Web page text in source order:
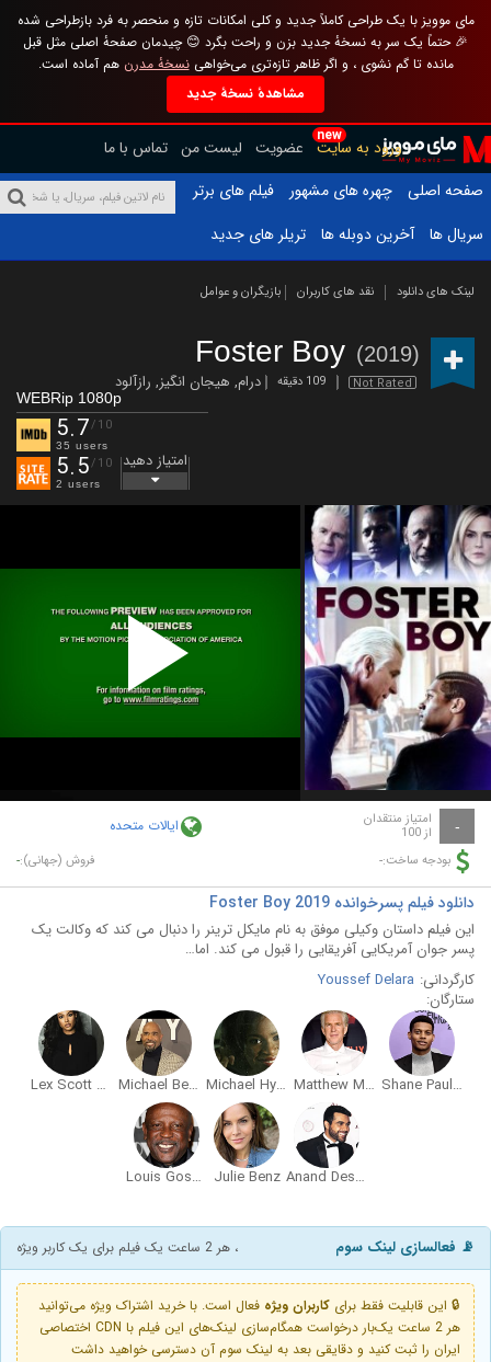
مای موویز با یک طراحی کاملاً جدید و کلی امکانات تازه و منحصر به فرد بازطراحی شده
🎉 حتماً یک سر به نسخهٔ جدید بزن و راحت بگرد 😊 چیدمان صفحهٔ اصلی مثل قبل
مانده تا گم نشوی ، و اگر ظاهر تازه‌تری می‌خواهینسخهٔ مدرن هم آماده است.
مشاهدهٔ نسخهٔ جدید
new
ورود به سایت عضویت لیست من تماس با ما
صفحه اصلی
چهره های مشهور
فیلم های برتر
سریال ها
آخرین دوبله ها تریلر های جدید
لینک های دانلود نقد های کاربران بازیگران و عوامل
Foster Boy (2019)
Not Rated 109 دقیقه درام, هیجان انگیز, رازآلود
WEBRip 1080p
5.7/10
35 users
5.5/10
2 users
امتیاز دهید
Play
Video
- امتیاز منتقدان
از 100 ایالات متحده
بودجه ساخت:- فروش (جهانی):-
دانلود فیلم پسرخوانده Foster Boy 2019
این فیلم داستان وکیلی موفق به نام مایکل ترینر را دنبال می کند که وکالت یک
پسر جوان آمریکایی آفریقایی را قبول می کند. اما…
کارگردانی: Youssef Delara
ستارگان:
Shane Paul McGhie
Matthew Modine
Michael Hyatt
Michael Beach
Lex Scott Davis
Anand Desai-Barochia
Julie Benz
Louis Gossett Jr.
📡 فعالسازی لینک سوم ، هر 2 ساعت یک فیلم برای یک کاربر ویژه
🔒 این قابلیت فقط برای کاربران ویژه فعال است. با خرید اشتراک ویژه می‌توانید
هر 2 ساعت یک‌بار درخواست همگام‌سازی لینک‌های این فیلم با CDN اختصاصی
ایران را ثبت کنید و دقایقی بعد به لینک سوم آن دسترسی خواهید داشت